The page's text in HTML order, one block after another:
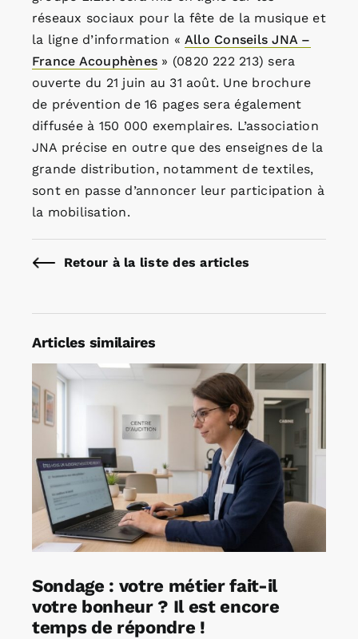
réseaux sociaux pour la fête de la musique et
la ligne d’information «Allo Conseils JNA –
France Acouphènes » (0820 222 213) sera
ouverte du 21 juin au 31 août. Une brochure
de prévention de 16 pages sera également
diffusée à 150 000 exemplaires. L’association
JNA précise en outre que des enseignes de la
grande distribution, notamment de textiles,
sont en passe d’annoncer leur participation à
la mobilisation.
Retour à la liste des articles
Articles similaires
Sondage : votre métier fait-il
votre bonheur ? Il est encore
temps de répondre !